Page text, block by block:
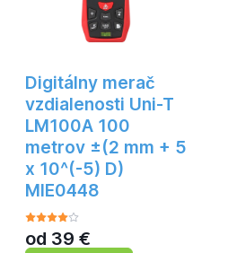
Digitálny merač
vzdialenosti Uni-T
LM100A 100
metrov ±(2 mm + 5
x 10^(-5) D)
MIE0448
od 39 €